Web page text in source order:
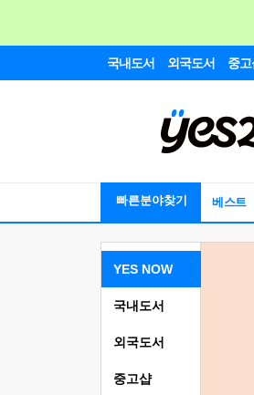
국내도서 외국도서 중고
빠른분야찾기 베스트
YES NOW
국내도서
외국도서
중고샵